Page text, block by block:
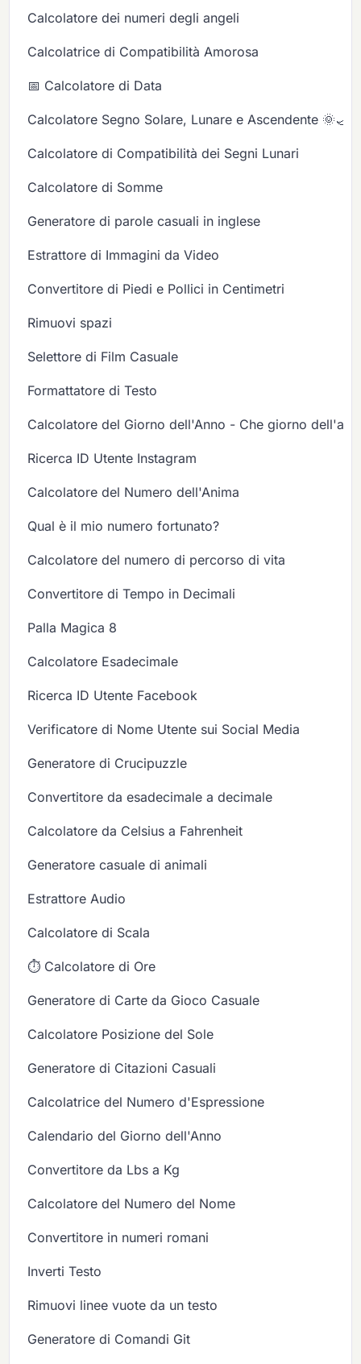
Calcolatore dei numeri degli angeli
Calcolatrice di Compatibilità Amorosa
📅 Calcolatore di Data
Calcolatore Segno Solare, Lunare e Ascendente 🌞🌙✨
Calcolatore di Compatibilità dei Segni Lunari
Calcolatore di Somme
Generatore di parole casuali in inglese
Estrattore di Immagini da Video
Convertitore di Piedi e Pollici in Centimetri
Rimuovi spazi
Selettore di Film Casuale
Formattatore di Testo
Calcolatore del Giorno dell'Anno - Che giorno
Ricerca ID Utente Instagram
Calcolatore del Numero dell'Anima
Qual è il mio numero fortunato?
Calcolatore del numero di percorso di vita
Convertitore di Tempo in Decimali
Palla Magica 8
Calcolatore Esadecimale
Ricerca ID Utente Facebook
Verificatore di Nome Utente sui Social Media
Generatore di Crucipuzzle
Convertitore da esadecimale a decimale
Calcolatore da Celsius a Fahrenheit
Generatore casuale di animali
Estrattore Audio
Calcolatore di Scala
⏱️ Calcolatore di Ore
Generatore di Carte da Gioco Casuale
Calcolatore Posizione del Sole
Generatore di Citazioni Casuali
Calcolatrice del Numero d'Espressione
Calendario del Giorno dell'Anno
Convertitore da Lbs a Kg
Calcolatore del Numero del Nome
Convertitore in numeri romani
Inverti Testo
Rimuovi linee vuote da un testo
Generatore di Comandi Git